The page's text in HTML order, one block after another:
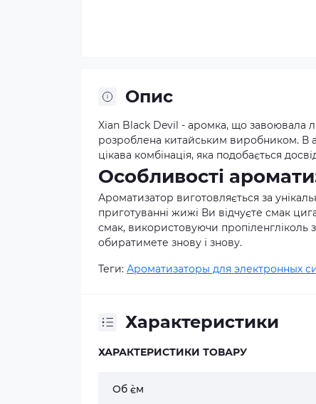
Опис
Xian Black Devil - аромка, що завоювала
розроблена китайським виробником. В
цікава комбінація, яка подобається
Особливості
Ароматизатор виготовляється за
приготуванні жижі Ви відчуєте смак
смак, використовуючи пропіленгліколь
обиратимете знову і знову.
Теги: Ароматизаторы для электронных
Характеристики
ХАРАКТЕРИСТИКИ ТОВАРУ
Об `єм